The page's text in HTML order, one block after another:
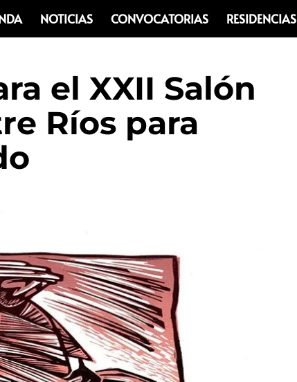
NOTICIAS CONVOCATORIAS RESIDENCIAS
el XXII Salón
Ríos para